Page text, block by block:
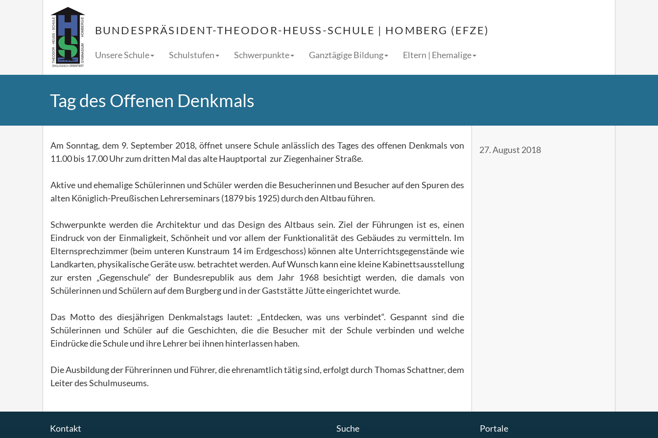
BUNDESPRÄSIDENT-THEODOR-HEUSS-SCHULE | HOMBERG (EFZE)
Unsere Schule Schulstufen Schwerpunkte Ganztägige Bildung Eltern | Ehemalige
Tag des Offenen Denkmals
Am Sonntag, dem 9. September 2018, öffnet unsere Schule anlässlich des Tages des offenen Denkmals von
11.00 bis 17.00 Uhr zum dritten Mal das alte Hauptportal zur Ziegenhainer Straße.
Aktive und ehemalige Schülerinnen und Schüler werden die Besucherinnen und Besucher auf den Spuren des
alten Königlich-Preußischen Lehrerseminars (1879 bis 1925) durch den Altbau führen.
Schwerpunkte werden die Architektur und das Design des Altbaus sein. Ziel der Führungen ist es, einen
Eindruck von der Einmaligkeit, Schönheit und vor allem der Funktionalität des Gebäudes zu vermitteln. Im
Elternsprechzimmer (beim unteren Kunstraum 14 im Erdgeschoss) können alte Unterrichtsgegenstände wie
Landkarten, physikalische Geräte usw. betrachtet werden. Auf Wunsch kann eine kleine Kabinettsausstellung
zur ersten „Gegenschule“ der Bundesrepublik aus dem Jahr 1968 besichtigt werden, die damals von
Schülerinnen und Schülern auf dem Burgberg und in der Gaststätte Jütte eingerichtet wurde.
Das Motto des diesjährigen Denkmalstags lautet: „Entdecken, was uns verbindet“. Gespannt sind die
Schülerinnen und Schüler auf die Geschichten, die die Besucher mit der Schule verbinden und welche
Eindrücke die Schule und ihre Lehrer bei ihnen hinterlassen haben.
Die Ausbildung der Führerinnen und Führer, die ehrenamtlich tätig sind, erfolgt durch Thomas Schattner, dem
Leiter des Schulmuseums.
27. August 2018
Suche Portale
Kontakt